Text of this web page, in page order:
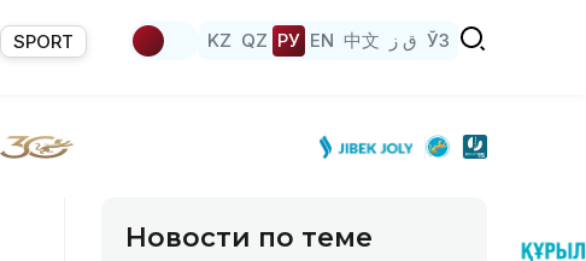
SPORT KZ QZ РУ EN 中文 ق ز ЎЗ
Новости по теме